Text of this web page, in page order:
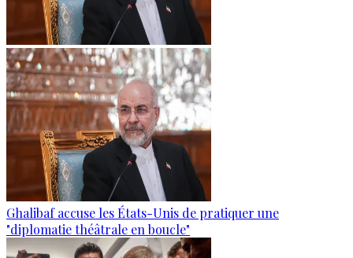
Ghalibaf accuse les États-Unis de pratiquer une
"diplomatie théâtrale en boucle"